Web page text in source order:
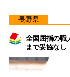
長野県
全国屈指の職
まで妥協なし